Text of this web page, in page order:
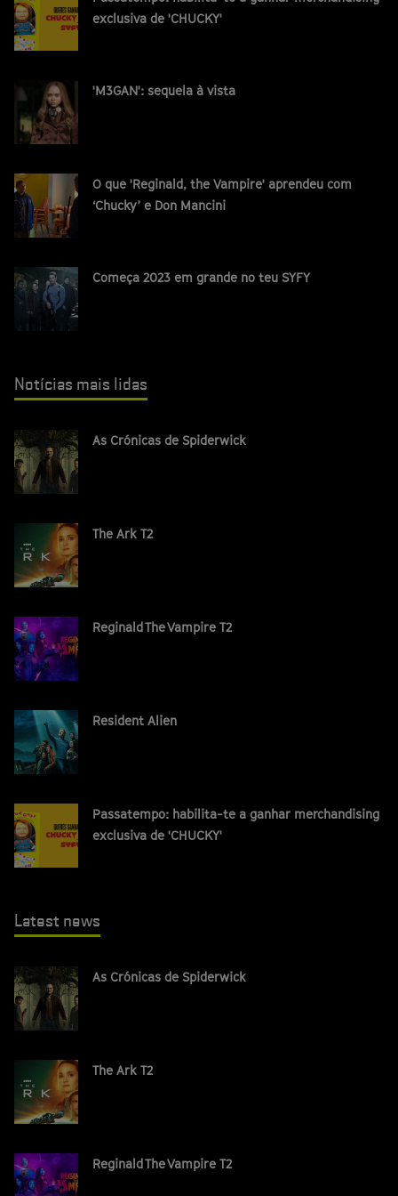
exclusiva de 'CHUCKY'
'M3GAN': sequela à vista
O que 'Reginald, the Vampire' aprendeu com
‘Chucky’ e Don Mancini
Começa 2023 em grande no teu SYFY
Notícias mais lidas
As Crónicas de Spiderwick
The Ark T2
Reginald The Vampire T2
Resident Alien
Passatempo: habilita-te a ganhar merchandising
exclusiva de 'CHUCKY'
Latest news
As Crónicas de Spiderwick
The Ark T2
Reginald The Vampire T2